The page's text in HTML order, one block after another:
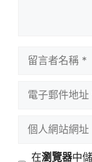
在瀏覽器中